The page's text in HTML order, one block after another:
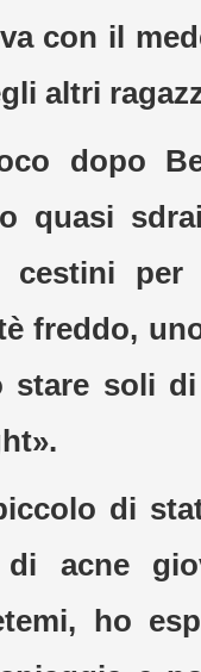
con il
altri
dopo
quasi
cestini
freddo,
stare soli
di
di acne
ho